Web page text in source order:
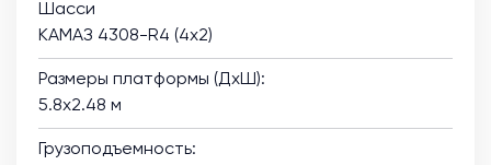
Шасси
КАМАЗ 4308-R4 (4х2)
Размеры платформы (ДхШ):
5.8х2.48 м
Грузоподъемность: